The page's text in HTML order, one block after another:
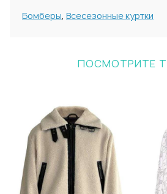
Бомберы, Всесезонные куртки
ПОСМОТРИТЕ